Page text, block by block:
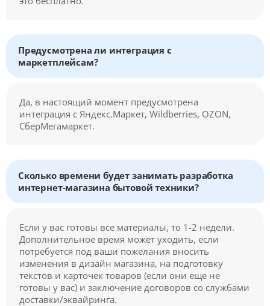
Предусмотрена ли интеграция с
маркетплейсам?
Да, в настоящий момент предусмотрена
интеграция с Яндекс.Маркет, Wildberries, OZON,
СберМегамаркет.
Сколько времени будет занимать разработка
интернет-магазина бытовой техники?
Если у вас готовы все материалы, то 1-2 недели.
Дополнительное время может уходить, если
потребуется под ваши пожелания вносить
изменения в дизайн магазина, на подготовку
текстов и карточек товаров (если они еще не
готовы у вас) и заключение договоров со службами
доставки/эквайринга.